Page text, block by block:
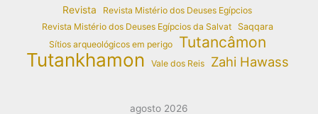
Revista
Revista Mistério dos Deuses Egípcios
Revista Mistério dos Deuses Egípcios da Salvat
Saqqara
Sítios arqueológicos em perigo
Tutancâmon
Tutankhamon Vale dos Reis Zahi Hawass
agosto 2026